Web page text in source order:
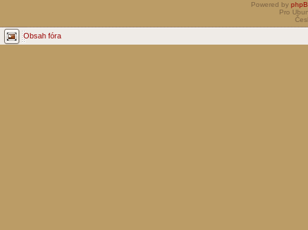
Powered by
Pro
Obsah fóra